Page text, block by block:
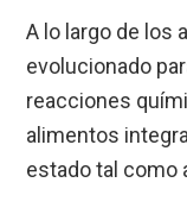
A lo largo de los
evolucionado
reacciones
alimentos
estado tal como